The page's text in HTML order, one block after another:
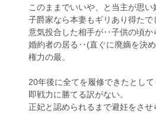
このままでいいや、と当主が思
子爵家なら本妻もギリあり得た
意気投合した相手が‥子供の頃か
婚約者の居る‥(直ぐに廃嫡を決
権力の最。
20年後に全てを履修できたとし
即戦力に勝てる訳がない。
正妃と認められるまで避妊をさ